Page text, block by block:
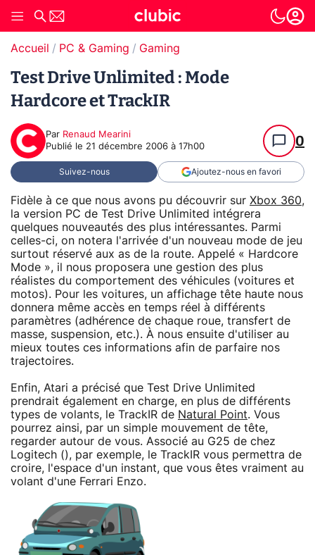
Accueil PC & Gaming Gaming
Test Drive Unlimited : Mode
Hardcore et TrackIR
Par Renaud Mearini
Publié le 21 décembre 2006 à 17h00 0
Suivez-nous Ajoutez-nous en favori
Fidèle à ce que nous avons pu découvrir sur Xbox 360,
la version PC de Test Drive Unlimited intégrera
quelques nouveautés des plus intéressantes. Parmi
celles-ci, on notera l'arrivée d'un nouveau mode de jeu
surtout réservé aux as de la route. Appelé « Hardcore
Mode », il nous proposera une gestion des plus
réalistes du comportement des véhicules (voitures et
motos). Pour les voitures, un affichage tête haute nous
donnera même accès en temps réel à différents
paramètres (adhérence de chaque roue, transfert de
masse, suspension, etc.). À nous ensuite d'utiliser au
mieux toutes ces informations afin de parfaire nos
trajectoires.
Enfin, Atari a précisé que Test Drive Unlimited
prendrait également en charge, en plus de différents
types de volants, le TrackIR de Natural Point. Vous
pourrez ainsi, par un simple mouvement de tête,
regarder autour de vous. Associé au G25 de chez
Logitech (), par exemple, le TrackIR vous permettra de
croire, l'espace d'un instant, que vous êtes vraiment au
volant d'une Ferrari Enzo.